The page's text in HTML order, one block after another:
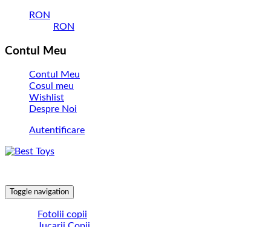
RON
RON
Contul Meu
Contul Meu
Cosul meu
Wishlist
Despre Noi
Autentificare
Toggle navigation
Fotolii copii